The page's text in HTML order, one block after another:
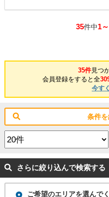
35件中1
35件見つ
会員登録をすると全
今す
条件
さらに絞り込んで検索する
ご希望のエリアを選んで